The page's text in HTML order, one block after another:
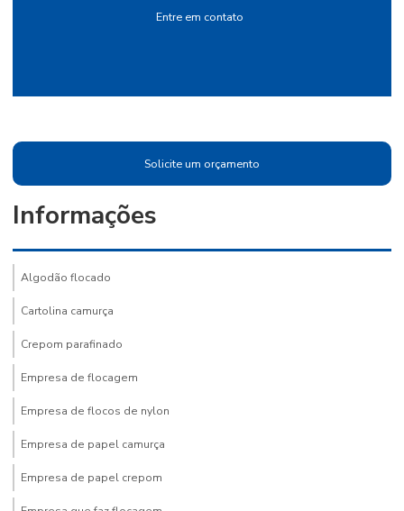
Entre em contato
Solicite um orçamento
Informações
Algodão flocado
Cartolina camurça
Crepom parafinado
Empresa de flocagem
Empresa de flocos de nylon
Empresa de papel camurça
Empresa de papel crepom